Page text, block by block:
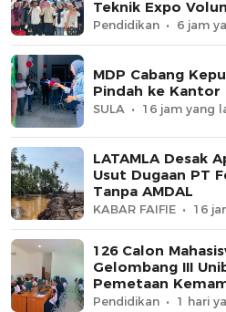
Teknik Expo
Pendidikan 6 jam
MDP Cabang
Pindah ke Kantor
SULA 16 jam yang
LATAMLA Desak
Usut Dugaan PT
Tanpa AMDAL
KABAR FAIFIE 16
126 Calon
Gelombang III
Pemetaan
Awal
Pendidikan 1 hari